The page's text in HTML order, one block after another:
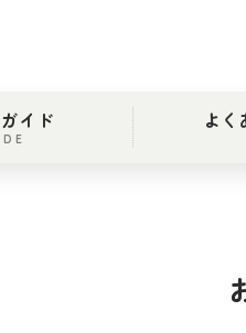
イド よ